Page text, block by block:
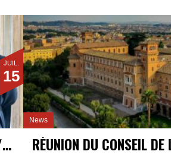
JUIL.
15
ÉLECTION D'UN ABBÉ À GLENSTAL / IRELEAND
News